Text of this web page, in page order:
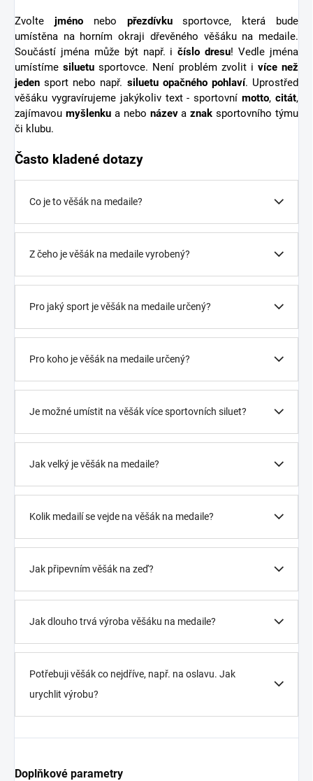
Zvolte jménonebo přezdívkusportovce, která bude
umístěna na horním okraji dřevěného věšáku na medaile.
Součástí jména může být např. ičíslo dresu! Vedle jména
umístímesiluetu sportovce. Není problém zvolit i více než
jeden sport nebo např. siluetu opačného pohlaví. Uprostřed
věšáku vygravírujeme jakýkoliv text - sportovnímotto,citát,
zajímavou myšlenkua nebo názevaznak sportovního týmu
či klubu.
Často kladené dotazy
Co je to věšák na medaile?
Z čeho je věšák na medaile vyrobený?
Pro jaký sport je věšák na medaile určený?
Pro koho je věšák na medaile určený?
Je možné umístit na věšák více sportovních siluet?
Jak velký je věšák na medaile?
Kolik medailí se vejde na věšák na medaile?
Jak připevním věšák na zeď?
Jak dlouho trvá výroba věšáku na medaile?
Potřebuji věšák co nejdříve, např. na oslavu. Jak
urychlit výrobu?
Doplňkové parametry